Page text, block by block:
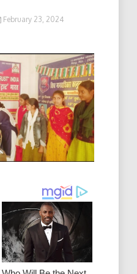
February 23, 2024